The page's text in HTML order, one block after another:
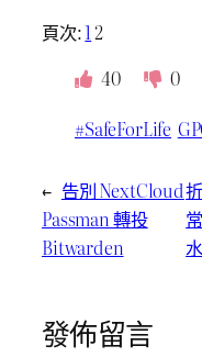
頁次:1 2
40
0
#SafeForLife
← 告別 NextCloud
Passman 轉投
Bitwarden
發佈留言